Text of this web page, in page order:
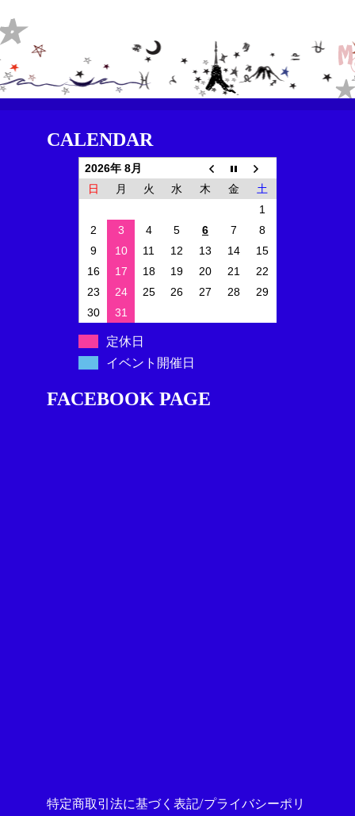
CALENDAR
2026年 8月
日
月 火 水 木 金
土
1
2
3 4 5 6 7
8
9
10 11 12 13 14
15
16
17 18 19 20 21
22
23
24 25 26 27 28
29
30
31
定休日
イベント開催日
FACEBOOK PAGE
特定商取引法に基づく表記/プライバシーポリ